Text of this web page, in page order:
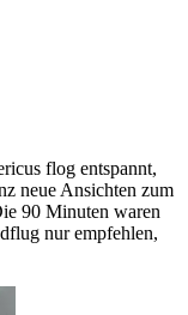
flog entspannt,
neue Ansichten zum
90 Minuten waren
nur empfehlen,